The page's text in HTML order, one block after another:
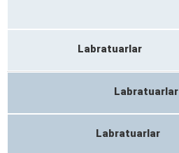
Labratuarlar
Labratuarlar
Labratuarlar